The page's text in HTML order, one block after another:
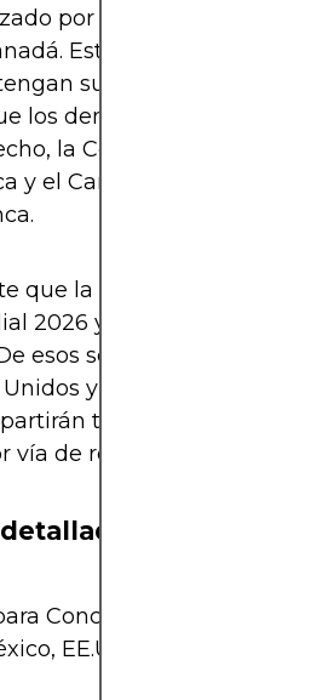
por tres naciones de la
Este hecho ya
su boleto asegurado.
los demás países de la
la Confederación de
y el Caribe (Concacaf)
que la Concacaf contará
2026 y 2 cupos
esos seis, tres ya
y Canadá). Por lo
tres boletos directos
de repechaje.
Concacaf.
EE.UU., Canadá).